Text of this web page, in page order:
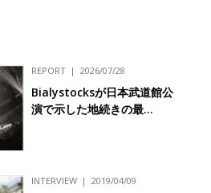
REPORT 2026/07/28
Bialystocksが日本武道館公
演で示した地続きの最…
INTERVIEW 2019/04/09